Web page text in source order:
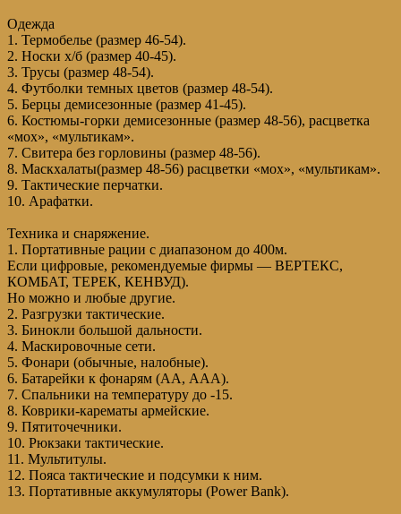
Одежда
1. Термобелье (размер 46-54).
2. Носки х/б (размер 40-45).
3. Трусы (размер 48-54).
4. Футболки темных цветов (размер 48-54).
5. Берцы демисезонные (размер 41-45).
6. Костюмы-горки демисезонные (размер 48-56), расцветка
«мох», «мультикам».
7. Свитера без горловины (размер 48-56).
8. Маскхалаты(размер 48-56) расцветки «мох», «мультикам».
9. Тактические перчатки.
10. Арафатки.
Техника и снаряжение.
1. Портативные рации с диапазоном до 400м.
Если цифровые, рекомендуемые фирмы — ВЕРТЕКС,
КОМБАТ, ТЕРЕК, КЕНВУД).
Но можно и любые другие.
2. Разгрузки тактические.
3. Бинокли большой дальности.
4. Маскировочные сети.
5. Фонари (обычные, налобные).
6. Батарейки к фонарям (АА, ААА).
7. Спальники на температуру до -15.
8. Коврики-карематы армейские.
9. Пятиточечники.
10. Рюкзаки тактические.
11. Мультитулы.
12. Пояса тактические и подсумки к ним.
13. Портативные аккумуляторы (Power Bank).